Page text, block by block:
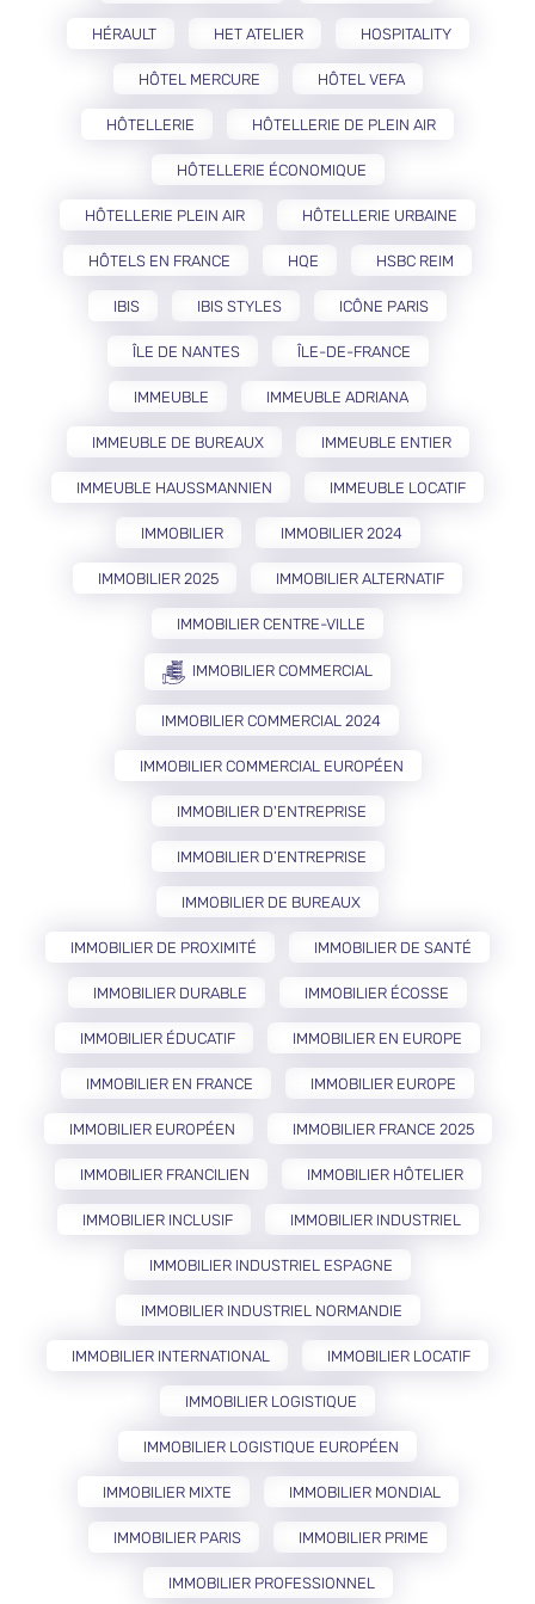
HÉRAULT HET ATELIER HOSPITALITY
HÔTEL MERCURE HÔTEL VEFA
HÔTELLERIE HÔTELLERIE DE PLEIN AIR
HÔTELLERIE ÉCONOMIQUE
HÔTELLERIE PLEIN AIR HÔTELLERIE URBAINE
HÔTELS EN FRANCE HQE HSBC REIM
IBIS IBIS STYLES ICÔNE PARIS
ÎLE DE NANTES ÎLE-DE-FRANCE
IMMEUBLE IMMEUBLE ADRIANA
IMMEUBLE DE BUREAUX IMMEUBLE ENTIER
IMMEUBLE HAUSSMANNIEN IMMEUBLE LOCATIF
IMMOBILIER IMMOBILIER 2024
IMMOBILIER 2025 IMMOBILIER ALTERNATIF
IMMOBILIER CENTRE-VILLE
IMMOBILIER COMMERCIAL
IMMOBILIER COMMERCIAL 2024
IMMOBILIER COMMERCIAL EUROPÉEN
IMMOBILIER D'ENTREPRISE
IMMOBILIER D’ENTREPRISE
IMMOBILIER DE BUREAUX
IMMOBILIER DE PROXIMITÉ IMMOBILIER DE SANTÉ
IMMOBILIER DURABLE IMMOBILIER ÉCOSSE
IMMOBILIER ÉDUCATIF IMMOBILIER EN EUROPE
IMMOBILIER EN FRANCE IMMOBILIER EUROPE
IMMOBILIER EUROPÉEN IMMOBILIER FRANCE 2025
IMMOBILIER FRANCILIEN IMMOBILIER HÔTELIER
IMMOBILIER INCLUSIF IMMOBILIER INDUSTRIEL
IMMOBILIER INDUSTRIEL ESPAGNE
IMMOBILIER INDUSTRIEL NORMANDIE
IMMOBILIER INTERNATIONAL IMMOBILIER LOCATIF
IMMOBILIER LOGISTIQUE
IMMOBILIER LOGISTIQUE EUROPÉEN
IMMOBILIER MIXTE IMMOBILIER MONDIAL
IMMOBILIER PARIS IMMOBILIER PRIME
IMMOBILIER PROFESSIONNEL